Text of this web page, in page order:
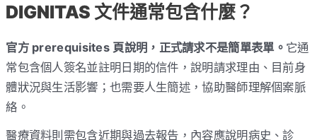
DIGNITAS 文件通常包含什麼？
官方 prerequisites 頁說明，正式請求不是簡單表單。 它通
常包含個人簽名並註明日期的信件，說明請求理由、目前身
體狀況與生活影響；也需要人生簡述，協助醫師理解個案脈
絡。
醫療資料則需包含近期與過去報告，內容應說明病史、診